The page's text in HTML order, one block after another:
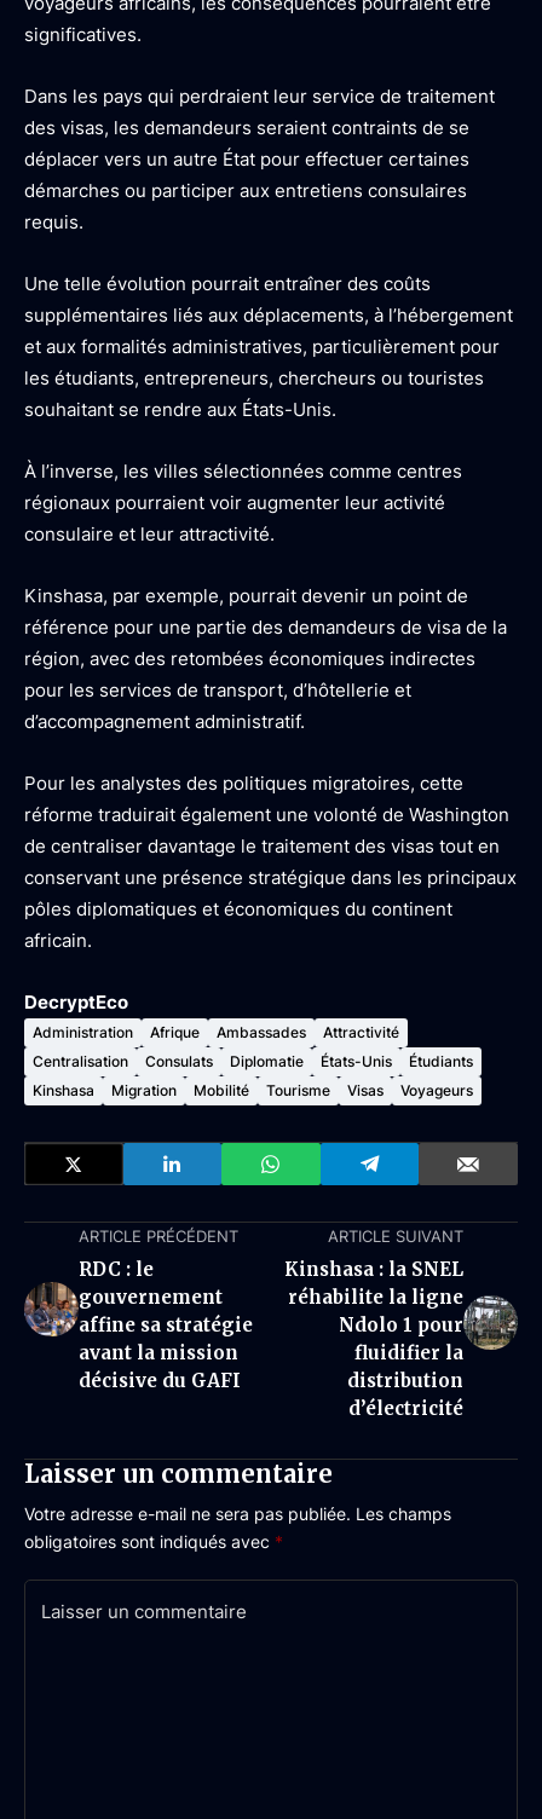
significatives.
Dans les pays qui perdraient leur service de traitement
des visas, les demandeurs seraient contraints de se
déplacer vers un autre État pour effectuer certaines
démarches ou participer aux entretiens consulaires
requis.
Une telle évolution pourrait entraîner des coûts
supplémentaires liés aux déplacements, à l’hébergement
et aux formalités administratives, particulièrement pour
les étudiants, entrepreneurs, chercheurs ou touristes
souhaitant se rendre aux États-Unis.
À l’inverse, les villes sélectionnées comme centres
régionaux pourraient voir augmenter leur activité
consulaire et leur attractivité.
Kinshasa, par exemple, pourrait devenir un point de
référence pour une partie des demandeurs de visa de la
région, avec des retombées économiques indirectes
pour les services de transport, d’hôtellerie et
d’accompagnement administratif.
Pour les analystes des politiques migratoires, cette
réforme traduirait également une volonté de Washington
de centraliser davantage le traitement des visas tout en
conservant une présence stratégique dans les principaux
pôles diplomatiques et économiques du continent
africain.
DecryptEco
Administration Afrique Ambassades
Attractivité
Centralisation
Consulats Diplomatie États-Unis
Étudiants
Kinshasa
Migration Mobilité Tourisme Visas Voyageurs
ARTICLE PRÉCÉDENT
RDC : le
gouvernement
affine sa stratégie
avant la mission
décisive du GAFI
ARTICLE SUIVANT
Kinshasa : la SNEL
réhabilite la ligne
Ndolo 1 pour
fluidifier la
distribution
d’électricité
Laisser un commentaire
Votre adresse e-mail ne sera pas publiée. Les champs
obligatoires sont indiqués avec *